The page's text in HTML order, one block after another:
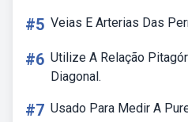
#5 Veias E Arterias Das
#6 Utilize A Relação
Diagonal.
#7 Usado Para Medir A